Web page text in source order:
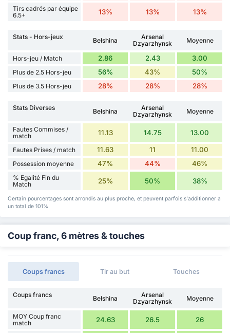
Tirs cadrés par équipe
6.5+
13% 13% 13%
Stats - Hors-jeux Belshina
Arsenal
Dzyarzhynsk
Moyenne
Hors-jeu / Match 2.86 2.43 3.00
Plus de 2.5 Hors-jeu 56% 43% 50%
Plus de 3.5 Hors-jeu 28% 28% 28%
Stats Diverses Belshina
Arsenal
Dzyarzhynsk
Moyenne
Fautes Commises /
match
11.13 14.75 13.00
Fautes Prises / match 11.63 11 11.00
Possession moyenne 47% 44% 46%
% Egalité Fin du
Match
25% 50% 38%
Certain pourcentages sont arrondis au plus proche, et peuvent parfois s'additionner a
un total de 101%
Coup franc, 6 mètres & touches
Coups francs Tir au but Touches
Coups francs Belshina
Arsenal
Dzyarzhynsk
Moyenne
MOY Coup franc
match
24.63 26.5 26